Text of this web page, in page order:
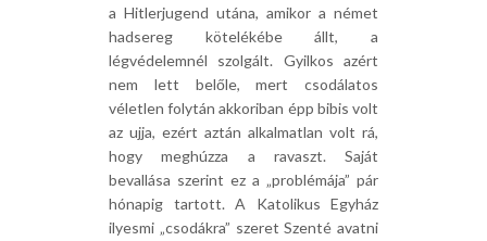
a Hitlerjugend utána, amikor a német
hadsereg kötelékébe állt, a
légvédelemnél szolgált. Gyilkos azért
nem lett belőle, mert csodálatos
véletlen folytán akkoriban épp bibis volt
az ujja, ezért aztán alkalmatlan volt rá,
hogy meghúzza a ravaszt. Saját
bevallása szerint ez a „problémája” pár
hónapig tartott. A Katolikus Egyház
ilyesmi „csodákra” szeret Szenté avatni